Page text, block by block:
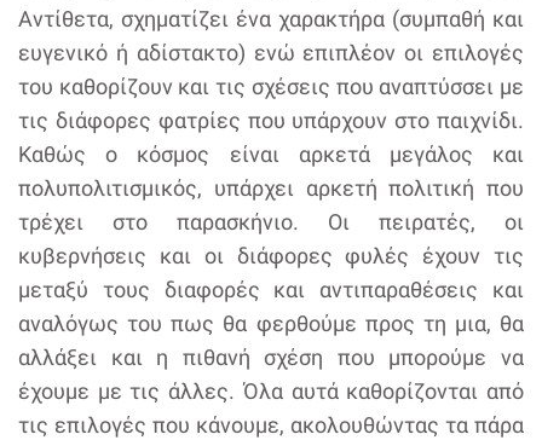
Αντίθετα, σχηματίζει ένα χαρακτήρα (συμπαθή και
ευγενικό ή αδίστακτο) ενώ επιπλέον οι επιλογές
του καθορίζουν και τις σχέσεις που αναπτύσσει με
τις διάφορες φατρίες που υπάρχουν στο παιχνίδι.
Καθώς ο κόσμος είναι αρκετά μεγάλος και
πολυπολιτισμικός, υπάρχει αρκετή πολιτική που
τρέχει στο παρασκήνιο. Οι πειρατές, οι
κυβερνήσεις και οι διάφορες φυλές έχουν τις
μεταξύ τους διαφορές και αντιπαραθέσεις και
αναλόγως του πως θα φερθούμε προς τη μια, θα
αλλάξει και η πιθανή σχέση που μπορούμε να
έχουμε με τις άλλες. Όλα αυτά καθορίζονται από
τις επιλογές που κάνουμε, ακολουθώντας τα πάρα